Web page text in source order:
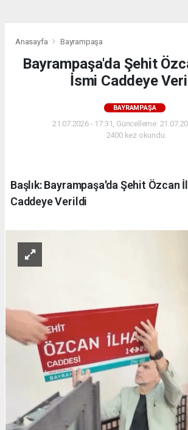
Anasayfa Bayrampaşa
Bayrampaşa'da Şehit
İsmi Caddeye
BAYRAMPAŞA
21.07.2026 - 17:31, Güncelleme:
2400 kez okundu.
Başlık: Bayrampaşa'da Şehit Özcan
Caddeye Verildi